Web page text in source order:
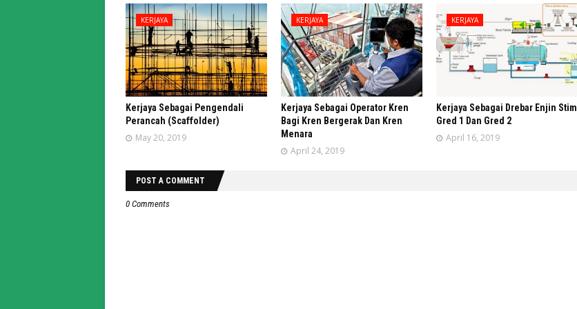
KERJAYA
Kerjaya Sebagai Pengendali
Perancah (Scaffolder)
May 20, 2019
KERJAYA
Kerjaya Sebagai Operator Kren
Bagi Kren Bergerak Dan Kren
Menara
April 24, 2019
KERJAYA
Kerjaya Sebagai Drebar Enjin Stim
Gred 1 Dan Gred 2
April 16, 2019
POST A COMMENT
0 Comments